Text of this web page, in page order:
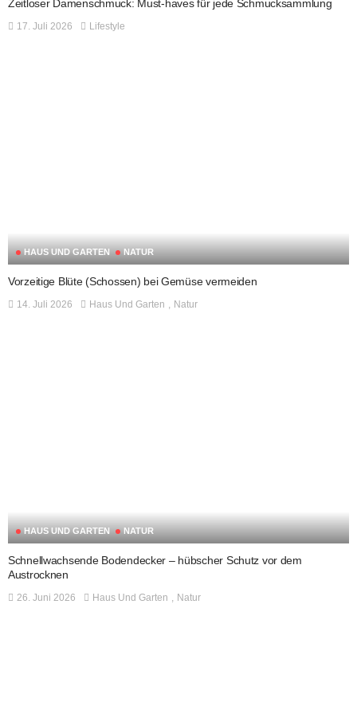
Zeitloser Damenschmuck: Must-haves für jede Schmucksammlung
17. Juli 2026 Lifestyle
HAUS UND GARTEN NATUR
Vorzeitige Blüte (Schossen) bei Gemüse vermeiden
14. Juli 2026 Haus Und Garten Natur
HAUS UND GARTEN NATUR
Schnellwachsende Bodendecker – hübscher Schutz vor dem
Austrocknen
26. Juni 2026 Haus Und Garten Natur